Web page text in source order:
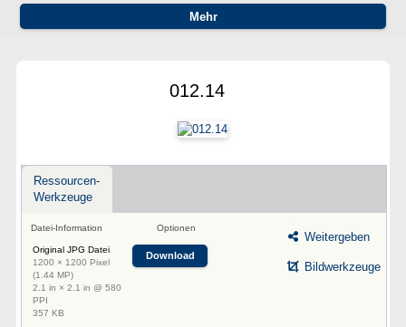
012.14
Ressourcen-
Werkzeuge
Datei-Information Optionen
Original JPG Datei
1200 × 1200 Pixel
(1.44 MP)
2.1 in × 2.1 in @ 580
PPI
357 KB
Download
Weitergeben
Bildwerkzeuge